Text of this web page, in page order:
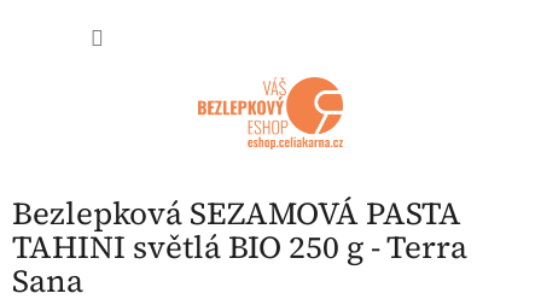
Bezlepková SEZAMOVÁ PASTA
TAHINI světlá BIO 250 g - Terra
Sana